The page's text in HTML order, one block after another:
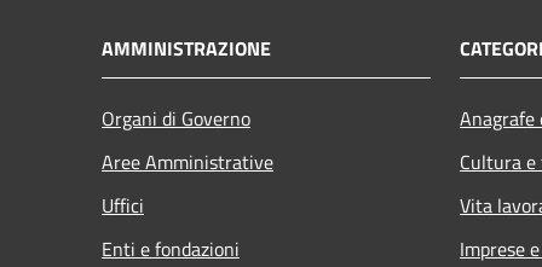
AMMINISTRAZIONE
Organi di Governo
Aree Amministrative
Uffici
Enti e fondazioni
Cultura
Vita
Imprese